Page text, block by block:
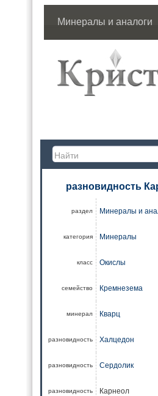
Минералы и аналоги
разновидность
раздел Минералы и
категория Минералы
класс Окислы
семейство Кремнезема
минерал Кварц
разновидность Халцедон
разновидность Сердолик
разновидность Карнеол